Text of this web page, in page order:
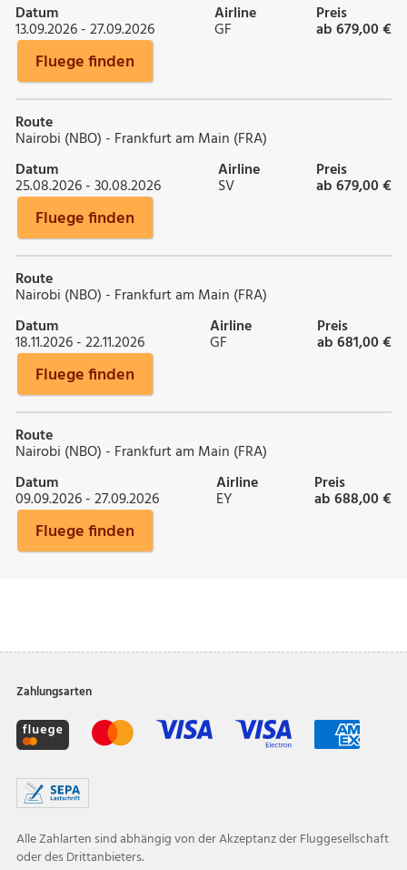
Datum
13.09.2026 - 27.09.2026
Airline
GF
Preis
ab 679,00 €
Fluege finden
Route
Nairobi (NBO) - Frankfurt am Main (FRA)
Datum
25.08.2026 - 30.08.2026
Airline
SV
Preis
ab 679,00 €
Fluege finden
Route
Nairobi (NBO) - Frankfurt am Main (FRA)
Datum
18.11.2026 - 22.11.2026
Airline
GF
Preis
ab 681,00 €
Fluege finden
Route
Nairobi (NBO) - Frankfurt am Main (FRA)
Datum
09.09.2026 - 27.09.2026
Airline
EY
Preis
ab 688,00 €
Fluege finden